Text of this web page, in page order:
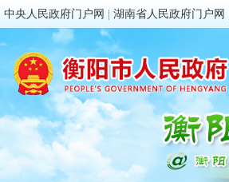
中央人民政府门户网 湖南省人民政府门户网